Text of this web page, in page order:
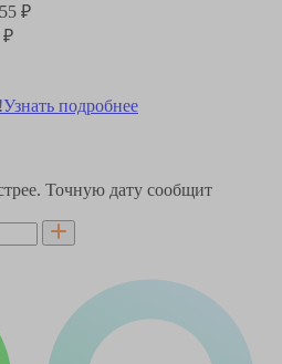
₽
₽
Узнать подробнее
Точную дату сообщит